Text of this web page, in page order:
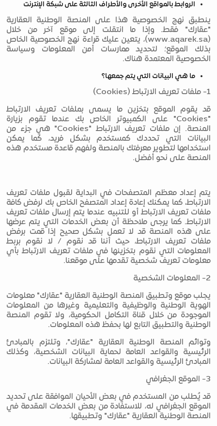
الروابط بالمواقع الأخرى والأطراف الثالثة على شبكة الإنترنت
ينطبق نهج الخصوصية هذا على المنصة الوطنية العقارية
"عقارك" فقط. وإذا ما انتقلت إلى موقع آخر من خلال
(www.aqarek.sa)، يتعين عليك قراءة نهج الخصوصية الخاص
بذلك الموقع؛ لتحديد ممارسات أمن المعلومات وسياسة
الخصوصية المعتمدة هناك.
ما هي البيانات التي يتم جمعها؟
1- ملفات تعريف الارتباط (Cookies)
قد يقوم الموقع بتخزين ما يسمى بملفات تعريف الارتباط
"Cookies" على الكمبيوتر الخاص بك عندما تقوم بزيارة
المنصة. إن ملفات تعريف الارتباط "Cookies" هي جزء من
البيانات التي تحددك كمستخدم بشكل فريد، كما يمكن
استخدامها لتطوير معرفتك بالمنصة ولفهم قاعدة مستخدم هذه
المنصة على نحو أفضل.
يتم إعداد معظم المتصفحات في البداية لقبول ملفات تعريف
الارتباط، كما يمكنك إعادة إعداد المتصفح الخاص بك لرفض كافة
ملفات تعريف الارتباط أو للتنبيه عندما يتم إرسال ملفات تعريف
الارتباط. كما يرجى ملاحظة أن بعض الخدمات التي يتم عرضها
على هذه المنصة قد لا تعمل بشكل صحيح إذا قمت برفض
ملفات تعريف الارتباط، حيث أننا قد نقوم / لا نقوم بربط
المعلومات التي نقوم بتخزينها في ملفات تعريف الارتباط بأي
معلومات تعريف شخصية تقدمها على موقعنا.
2- المعلومات الشخصية
يجلب موقع وتطبيق المنصة الوطنية العقارية "عقارك" معلومات
الهوية الوطنية والوظيفية والتعليمية وغيرها من المعلومات
الموجودة من خلال قناة التكامل الحكومية، ولا تقوم المنصة
الوطنية والتطبيق التابع لها بحفظ هذه المعلومات.
وتوائم المنصة الوطنية العقارية "عقارك"، وتلتزم بالمبادئ
الرئيسية والقواعد العامة لحماية البيانات الشخصية، وكذلك
المبادئ الرئيسية والقواعد العامة لمشاركة البيانات.
3- الموقع الجغرافي
قد يُطلب من المستخدم في بعض الأحيان الموافقة على تحديد
الموقع الجغرافي له، للاستفادة من بعض الخدمات المقدمة في
المنصة الوطنية العقارية "عقارك" وتطبيقها.